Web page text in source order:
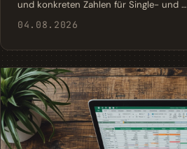
und konkreten Zahlen für Single- und …
04.08.2026